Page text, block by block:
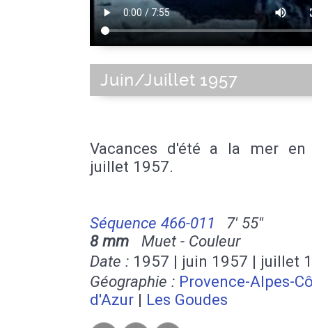
Juin/Juillet 1957
Vacances d'été a la mer
juillet 1957.
Séquence 466-011
7' 55''
8 mm Muet - Couleur
Date : 1957 | juin 1957 | juillet
Géographie : Provence-Alpes-
d'Azur | Les Goudes